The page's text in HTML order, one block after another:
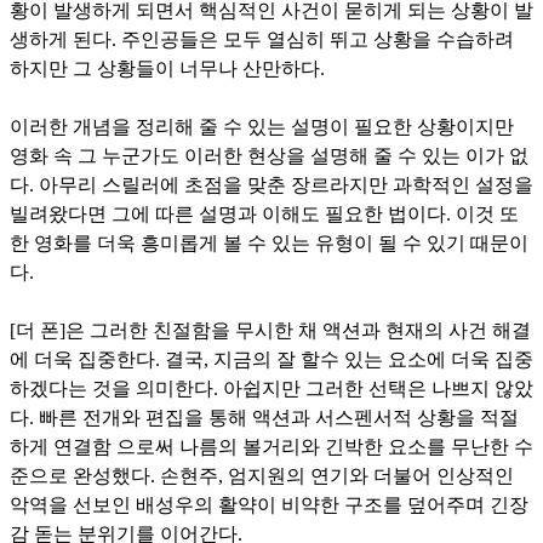
황이 발생하게 되면서 핵심적인 사건이 묻히게 되는 상황이 발
생하게 된다. 주인공들은 모두 열심히 뛰고 상황을 수습하려
하지만 그 상황들이 너무나 산만하다.
이러한 개념을 정리해 줄 수 있는 설명이 필요한 상황이지만
영화 속 그 누군가도 이러한 현상을 설명해 줄 수 있는 이가 없
다. 아무리 스릴러에 초점을 맞춘 장르라지만 과학적인 설정을
빌려왔다면 그에 따른 설명과 이해도 필요한 법이다. 이것 또
한 영화를 더욱 흥미롭게 볼 수 있는 유형이 될 수 있기 때문이
다.
[더 폰]은 그러한 친절함을 무시한 채 액션과 현재의 사건 해결
에 더욱 집중한다. 결국, 지금의 잘 할수 있는 요소에 더욱 집중
하겠다는 것을 의미한다. 아쉽지만 그러한 선택은 나쁘지 않았
다. 빠른 전개와 편집을 통해 액션과 서스펜서적 상황을 적절
하게 연결함 으로써 나름의 볼거리와 긴박한 요소를 무난한 수
준으로 완성했다. 손현주, 엄지원의 연기와 더불어 인상적인
악역을 선보인 배성우의 활약이 비약한 구조를 덮어주며 긴장
감 돋는 분위기를 이어간다.